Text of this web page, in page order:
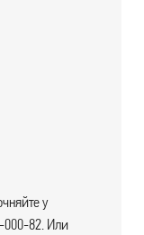
у
000-82. Или